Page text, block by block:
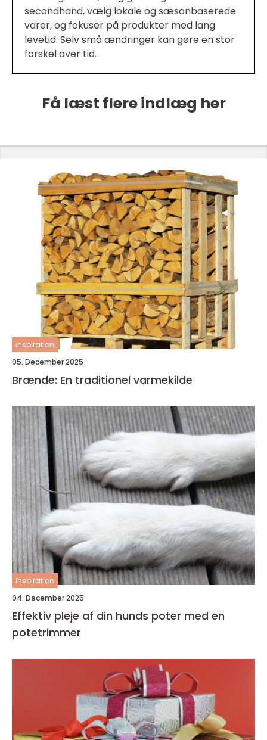
secondhand, vælg lokale og sæsonbaserede
varer, og fokuser på produkter med lang
levetid. Selv små ændringer kan gøre en stor
forskel over tid.
Få læst flere indlæg her
inspiration
05. December 2025
Brænde: En traditionel varmekilde
inspiration
04. December 2025
Effektiv pleje af din hunds poter med en
potetrimmer